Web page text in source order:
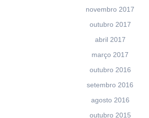
novembro 2017
outubro 2017
abril 2017
março 2017
outubro 2016
setembro 2016
agosto 2016
outubro 2015